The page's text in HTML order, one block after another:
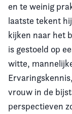
en te weinig
laatste tekent
kijken naar het
is gestoeld op
witte,
vrouw in de
perspectieven